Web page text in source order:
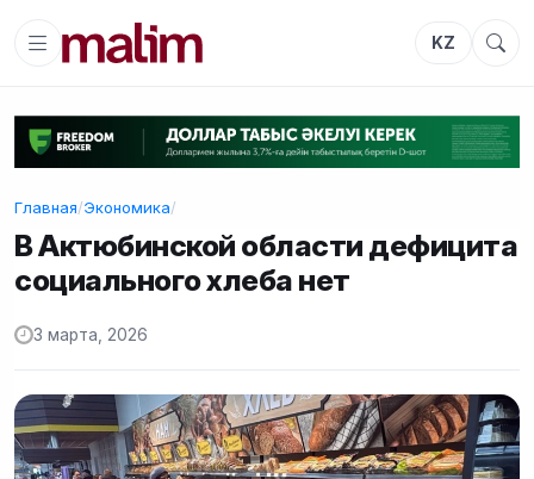
KZ
Главная/Экономика/
В Актюбинской области дефицита
социального хлеба нет
3 марта, 2026